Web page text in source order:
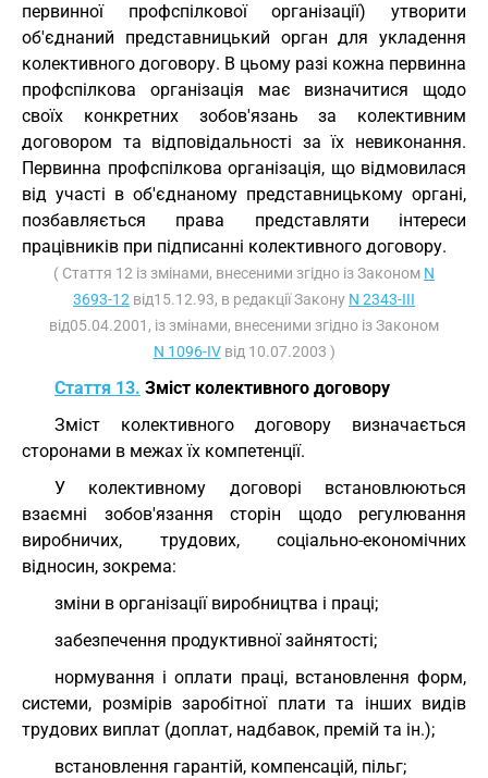
первинної профспілкової організації) утворити
об'єднаний представницький орган для укладення
колективного договору. В цьому разі кожна первинна
профспілкова організація має визначитися щодо
своїх конкретних зобов'язань за колективним
договором та відповідальності за їх невиконання.
Первинна профспілкова організація, що відмовилася
від участі в об'єднаному представницькому органі,
позбавляється права представляти інтереси
працівників при підписанні колективного договору.
( Стаття 12 із змінами, внесеними згідно із Законом N
3693-12 від15.12.93, в редакції Закону N 2343-III
від05.04.2001, із змінами, внесеними згідно із Законом
N 1096-IVвід 10.07.2003 )
Стаття 13. Зміст колективного договору
Зміст колективного договору визначається
сторонами в межах їх компетенції.
У колективному договорі встановлюються
взаємні зобов'язання сторін щодо регулювання
виробничих, трудових, соціально-економічних
відносин, зокрема:
зміни в організації виробництва і праці;
забезпечення продуктивної зайнятості;
нормування і оплати праці, встановлення форм,
системи, розмірів заробітної плати та інших видів
трудових виплат (доплат, надбавок, премій та ін.);
встановлення гарантій, компенсацій, пільг;